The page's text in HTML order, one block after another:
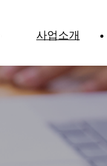
사업소개
추진사업